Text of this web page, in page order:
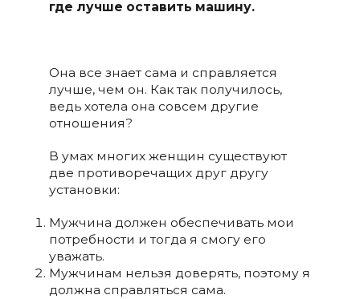
где лучше оставить машину.
Она все знает сама и справляется
лучше, чем он. Как так получилось,
ведь хотела она совсем другие
отношения?
В умах многих женщин существуют
две противоречащих друг другу
установки:
Мужчина должен обеспечивать мои
потребности и тогда я смогу его
уважать.
Мужчинам нельзя доверять, поэтому я
должна справляться сама.